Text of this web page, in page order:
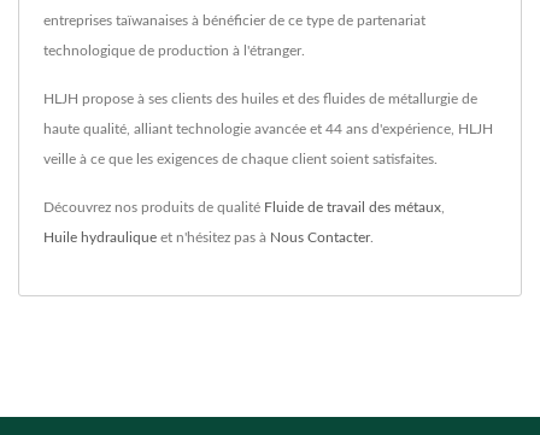
entreprises taïwanaises à bénéficier de ce type de partenariat
technologique de production à l'étranger.
HLJH propose à ses clients des huiles et des fluides de métallurgie de
haute qualité, alliant technologie avancée et 44 ans d'expérience, HLJH
veille à ce que les exigences de chaque client soient satisfaites.
Découvrez nos produits de qualité Fluide de travail des métaux
Huile hydraulique et n'hésitez pas à Nous Contacter.